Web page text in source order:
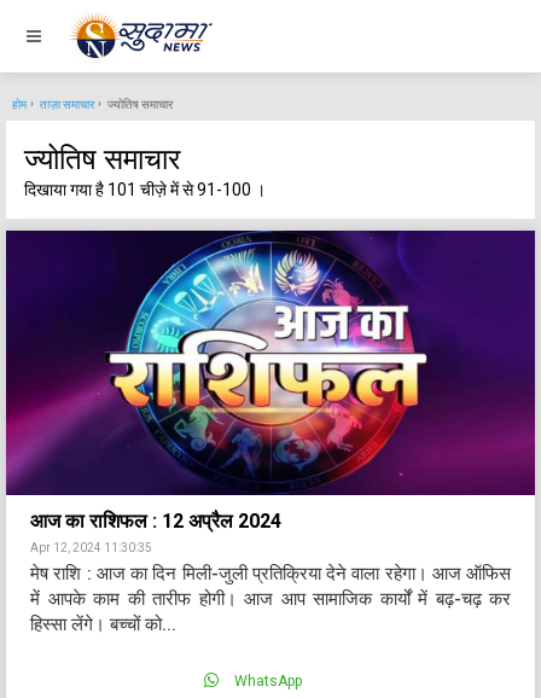
होम ताज़ा समाचार ज्योतिष समाचार
ज्योतिष समाचार
दिखाया गया है 101 चीज़े में से 91-100 ।
आज का राशिफल : 12 अप्रैल 2024
Apr 12, 2024 11:30:35
मेष राशि : आज का दिन मिली-जुली प्रतिक्रिया देने वाला रहेगा। आज ऑफिस
में आपके काम की तारीफ होगी। आज आप सामाजिक कार्यों में बढ़-चढ़ कर
हिस्सा लेंगे। बच्चों को...
WhatsApp